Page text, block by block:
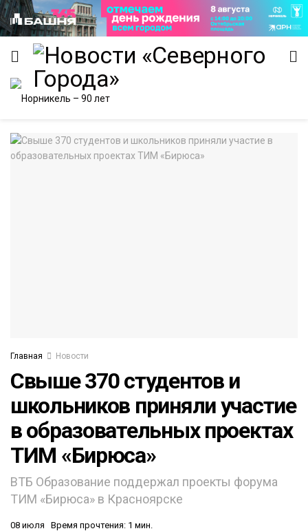
Главная Новости
Свыше 370 студентов и
школьников приняли участие
в образовательных проектах
ТИМ «Бирюса»
ВТБ Образование поддержал проекты форума
ТИМ «Бирюса» в Красноярске
08 июля Время прочтения: 1 мин.